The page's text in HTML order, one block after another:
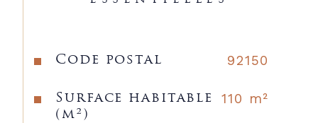
Caractéristiques Valeurs
Code postal 92150
Surface habitable
(m²)
110 m²